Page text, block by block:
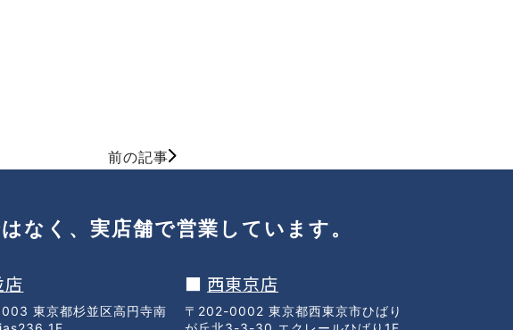
前の記事
なく、 実店舗で営業しています。
店
東京都杉並区高円寺南
■ 西東京店
〒202-0002 東京都西東京市ひばり